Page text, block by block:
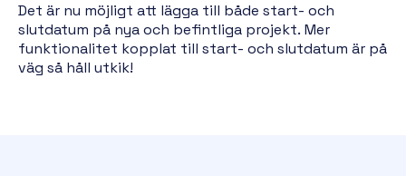
Det är nu möjligt att lägga till både start- och
slutdatum på nya och befintliga projekt. Mer
funktionalitet kopplat till start- och slutdatum är på
väg så håll utkik!